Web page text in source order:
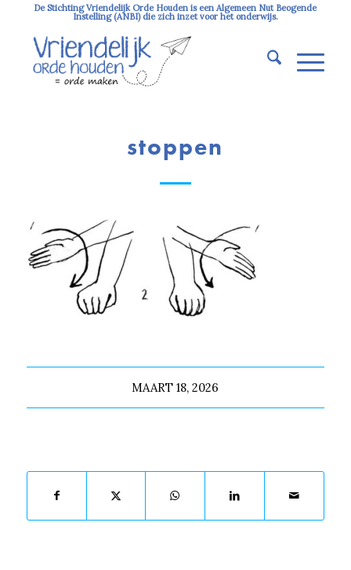
De Stichting Vriendelijk Orde Houden is een Algemeen Nut Beogende
Instelling (ANBI) die zich inzet voor het onderwijs.
stoppen
MAART 18, 2026